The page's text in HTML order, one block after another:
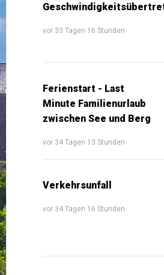
vor 33 Tagen 16 Stunden
Ferienstart - Last
Minute Familienurlaub
zwischen See und Berg
vor 34 Tagen 13 Stunden
Verkehrsunfall
vor 34 Tagen 16 Stunden